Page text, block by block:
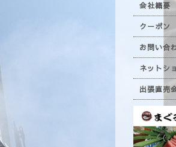
会社概要
クーポン
お問い合
ネットシ
出張直売